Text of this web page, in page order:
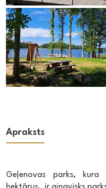
Apraksts
Geļenovas parks,